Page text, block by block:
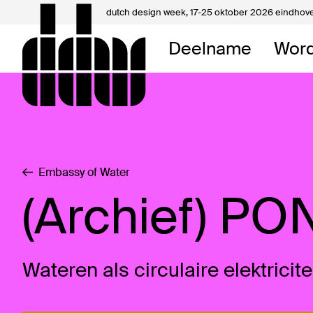
dutch design week,17-25 oktober 2026
Deelname
Mijn
Over
Embassy of Water
(Archief)
Wateren als circulaire